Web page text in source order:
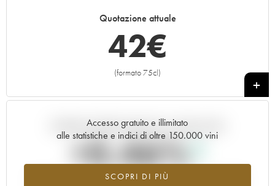
Quotazione attuale
42€
(formato 75cl)
+
Accesso gratuito e illimitato
alle statistiche e indici di oltre 150.000 vini
SCOPRI DI PIÙ
Andamento della quotazione in tempo reale
+0.46%
Valore in aumento per l'annata 2009 nel 2026 rispetto al 2025